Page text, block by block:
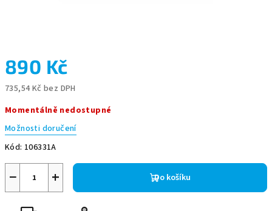
890 Kč
735,54 Kč bez DPH
cena:
Momentálně nedostupné
Možnosti doručení
Kód: 106331A
+
− Do košíku